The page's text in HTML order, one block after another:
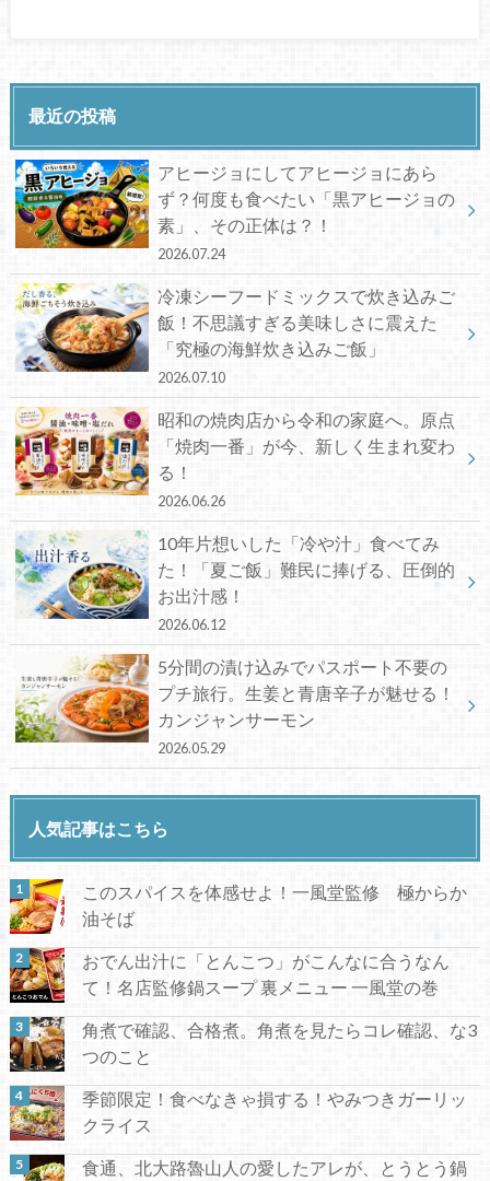
最近の投稿
アヒージョにしてアヒージョにあら
ず？何度も食べたい「黒アヒージョの
素」、その正体は？！
2026.07.24
冷凍シーフードミックスで炊き込みご
飯！不思議すぎる美味しさに震えた
「究極の海鮮炊き込みご飯」
2026.07.10
昭和の焼肉店から令和の家庭へ。原点
「焼肉一番」が今、新しく生まれ変わ
る！
2026.06.26
10年片想いした「冷や汁」食べてみ
た！「夏ご飯」難民に捧げる、圧倒的
お出汁感！
2026.06.12
5分間の漬け込みでパスポート不要の
プチ旅行。生姜と青唐辛子が魅せる！
カンジャンサーモン
2026.05.29
人気記事はこちら
このスパイスを体感せよ！一風堂監修 極からか
油そば
おでん出汁に「とんこつ」がこんなに合うなん
て！名店監修鍋スープ 裏メニュー 一風堂の巻
角煮で確認、合格煮。角煮を見たらコレ確認、な3
つのこと
季節限定！食べなきゃ損する！やみつきガーリッ
クライス
食通、北大路魯山人の愛したアレが、とうとう鍋